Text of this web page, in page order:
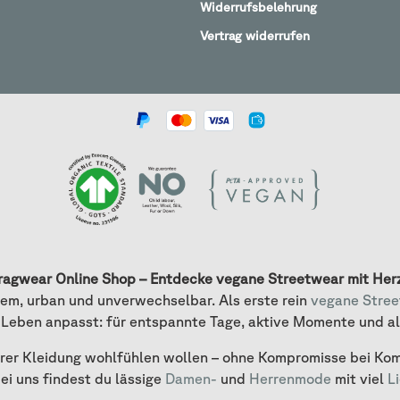
Widerrufsbelehrung
Vertrag widerrufen
Online Shop – Entdecke vegane Streetwear mit
urban und unverwechselbar. Als erste rein vegane
anpasst: für entspannte Tage, aktive Momente und
Kleidung wohlfühlen wollen – ohne Kompromisse bei
uns findest du lässige Damen- und Herrenmode mit viel